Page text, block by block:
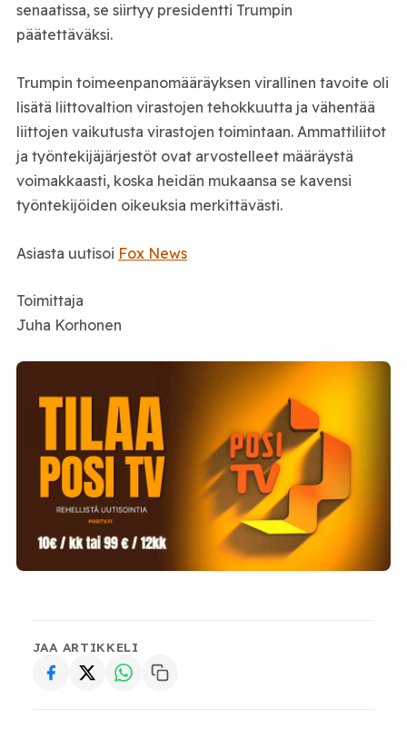
senaatissa, se siirtyy presidentti Trumpin
päätettäväksi.
Trumpin toimeenpanomääräyksen virallinen tavoite oli
lisätä liittovaltion virastojen tehokkuutta ja vähentää
liittojen vaikutusta virastojen toimintaan. Ammattiliitot
ja työntekijäjärjestöt ovat arvostelleet määräystä
voimakkaasti, koska heidän mukaansa se kavensi
työntekijöiden oikeuksia merkittävästi.
Asiasta uutisoi Fox News
Toimittaja
Juha Korhonen
JAA ARTIKKELI